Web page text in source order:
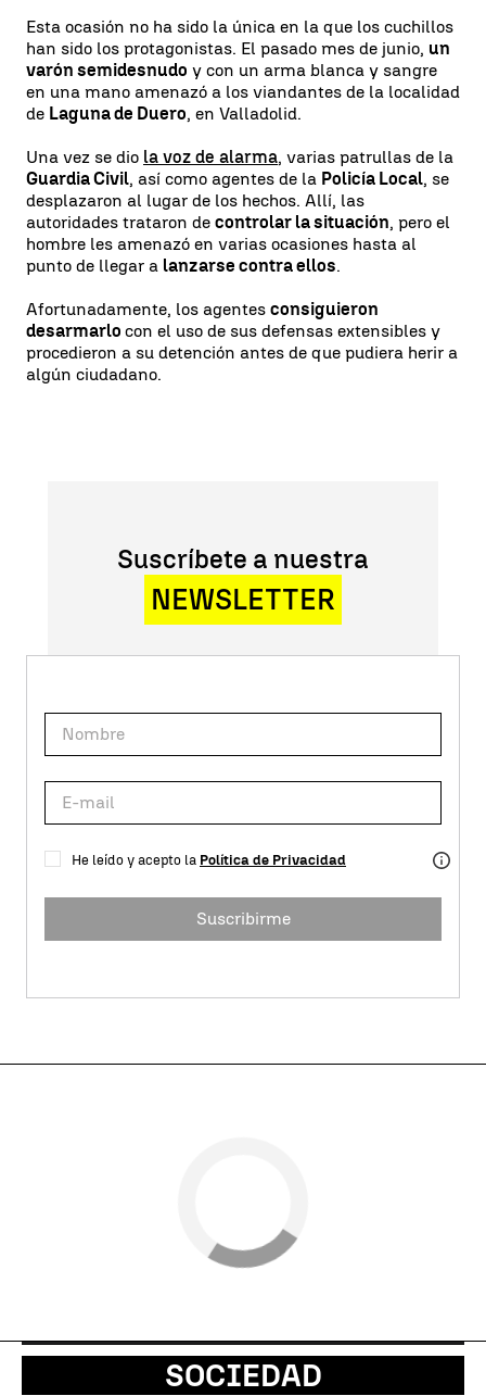
Esta ocasión no ha sido la única en la que los cuchillos
han sido los protagonistas. El pasado mes de junio, un
varón semidesnudo y con un arma blanca y sangre
en una mano amenazó a los viandantes de la localidad
de Laguna de Duero, en Valladolid.
Una vez se dio la voz de alarma, varias patrullas de la
Guardia Civil, así como agentes de la Policía Local, se
desplazaron al lugar de los hechos. Allí, las
autoridades trataron de controlar la situación, pero el
hombre les amenazó en varias ocasiones hasta al
punto de llegar a lanzarse contra ellos.
Afortunadamente, los agentes consiguieron
desarmarlo con el uso de sus defensas extensibles y
procedieron a su detención antes de que pudiera herir a
algún ciudadano.
Suscríbete a nuestra
NEWSLETTER
He leído y acepto la Política de Privacidad
Suscribirme
SOCIEDAD